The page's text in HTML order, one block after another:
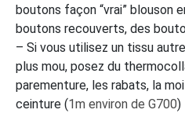
boutons façon “vrai” blouson
boutons recouverts, des
– Si vous utilisez un tissu
plus mou, posez du
parementure, les rabats, la
ceinture (1m environ de G700)